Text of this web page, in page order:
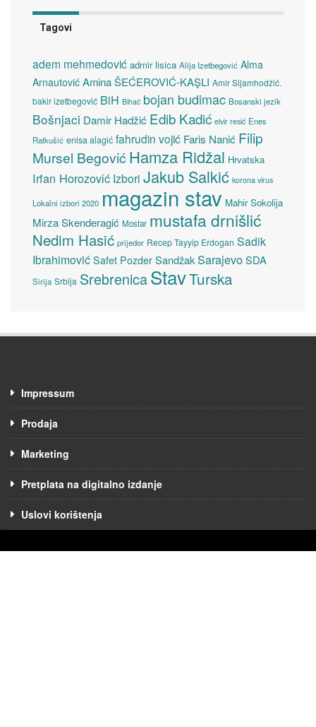
Tagovi
adem mehmedović admir lisica Alija Izetbegović Alma
Arnautović Amina ŠEĆEROVIĆ-KAŞLI Amir Sijamhodžić.
bakir izetbegović BiH Bihać bojan budimac Bosanski jezik
Bošnjaci Damir Hadžić Edib Kadić elvir resić Enes
Ratkušić enisa alagić fahrudin vojić Faris Nanić Filip
Mursel Begović Hamza Ridžal Hrvatska
Irfan Horozović Izbori Jakub Salkić korona virus
Lokalni izbori 2020 magazin stav Mahir Sokolija
Mirza Skenderagić Mostar mustafa drnišlić
Nedim Hasić prijedor Recep Tayyip Erdogan Sadik
Ibrahimović Safet Pozder SandžakSarajevoSDA
Sirija Srbija SrebrenicaStavTurska
Impressum
Prodaja
Marketing
Pretplata na digitalno izdanje
Uslovi korištenja